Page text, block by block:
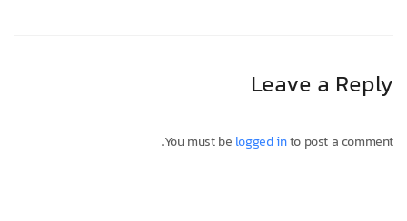
Leave a Reply
You must be logged into post a comment.